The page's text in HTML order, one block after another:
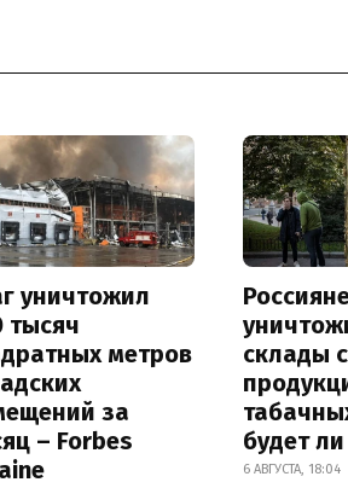
уничтожил
тысяч
метров
за
– Forbes
склады с
будет
6 АВГУСТА, 18:04